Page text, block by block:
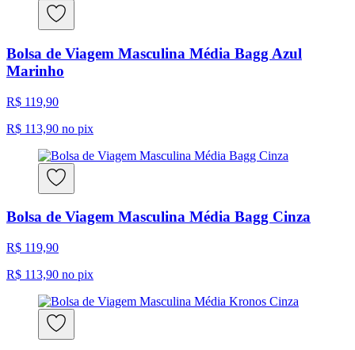
Bolsa de Viagem Masculina Média Bagg Azul
Marinho
R$ 119,90
R$ 113,90 no pix
Bolsa de Viagem Masculina Média Bagg Cinza
R$ 119,90
R$ 113,90 no pix